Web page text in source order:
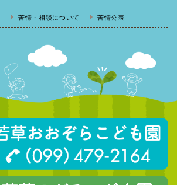
苦情・相談について 苦情公表